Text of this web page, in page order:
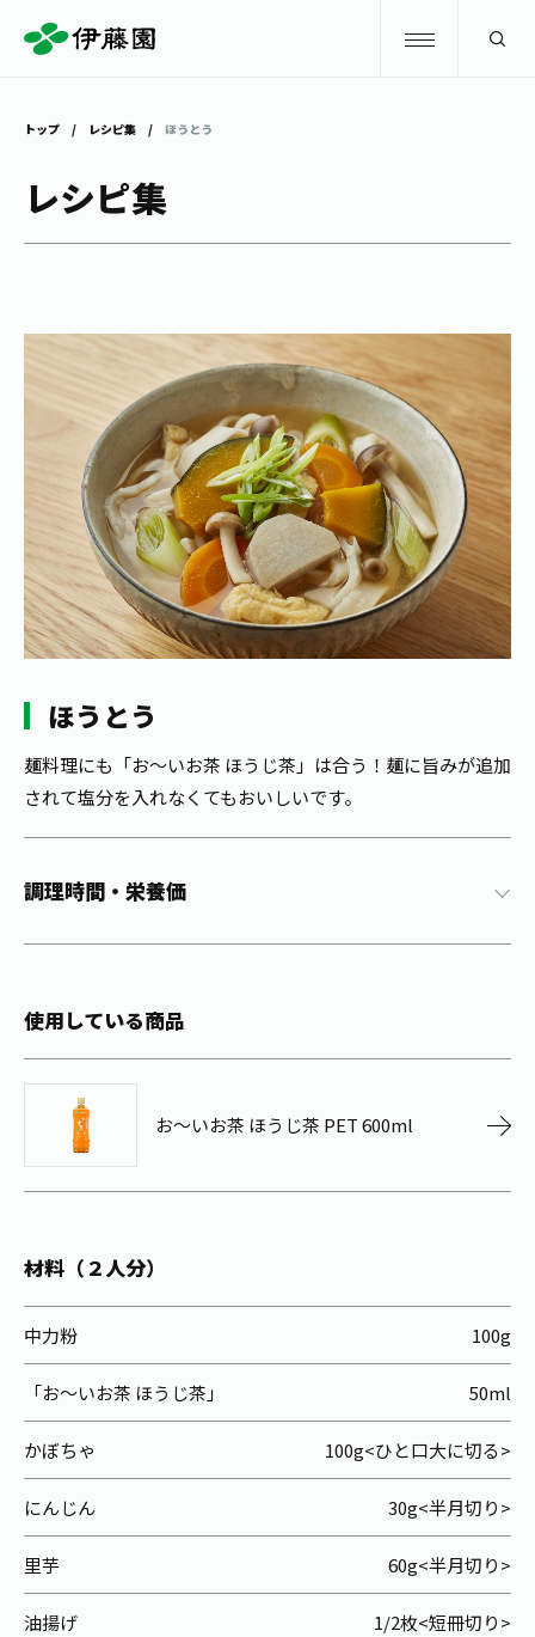
健康ミネラルむぎ茶
TULLY'S COFFEE
1日分の野菜
商品情報
ブランドから探す
カテゴリーから探す
キーワードから探す
安全・安心への取組み
製品の原料産地
お茶を知る・楽しむ
お茶を知る・楽しむ
お茶を楽しむ
お茶のいれ方
動画ギャラリー
レシピ集
お茶百科キッズ
茶産地育成事業
ウェルネスフォーラム
お茶の妖精
体験・イベント
体験・イベント
見学・体験
工場見学
お茶の複合型博物館
食育・イベント
店舗・通販
店舗・通販
伊藤園の店舗トップ
茶寮伊藤園
店舗検索
健康体
Crazy Jasmine
お客様相談室
企業情報 GLOBAL
トップ レシピ集 ほうとう
レシピ集
ほうとう
麺料理にも「お～いお茶 ほうじ茶」は合う！麺に旨みが追加
されて塩分を入れなくてもおいしいです。
調理時間・栄養価
使用している商品
お～いお茶 ほうじ茶 PET 600ml
材料（２人分）
中力粉 100g
「お～いお茶 ほうじ茶」 50ml
かぼちゃ 100g<ひと口大に切る>
にんじん 30g<半月切り>
里芋 60g<半月切り>
油揚げ 1/2枚<短冊切り>